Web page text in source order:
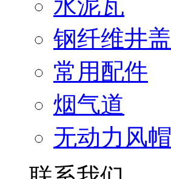
水泥瓦
钢纤维井盖
常用配件
烟气道
无动力风帽